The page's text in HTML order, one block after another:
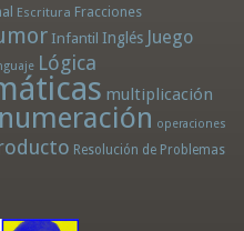
Escritura Fracciones
Infantil Inglés Juego
Lógica
multiplicación
numeración operaciones
Resolución de Problemas